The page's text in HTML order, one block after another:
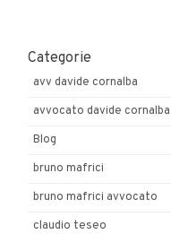
Categorie
avv davide cornalba
avvocato davide cornalba
Blog
bruno mafrici
bruno mafrici avvocato
claudio teseo